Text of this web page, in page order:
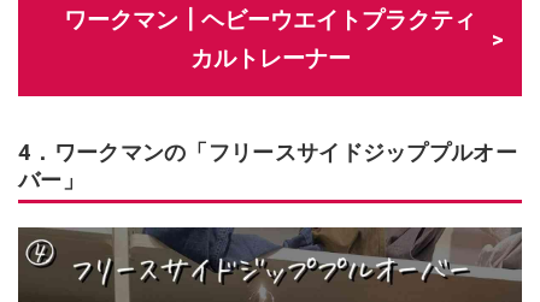
ワークマン┃ヘビーウエイトプラクティ
カルトレーナー
4．ワークマンの「フリースサイドジッププルオー
バー」